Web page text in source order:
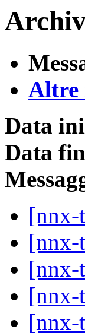
Altre
Data
Data